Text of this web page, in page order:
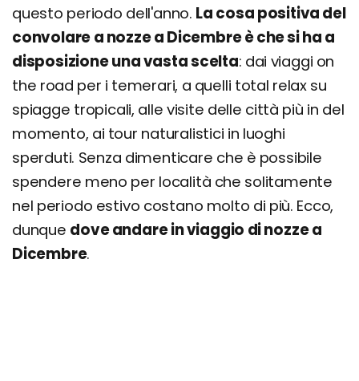
questo periodo dell'anno. La cosa positiva del
convolare a nozze a Dicembre è che si ha a
disposizione una vasta scelta: dai viaggi on
the road per i temerari, a quelli total relax su
spiagge tropicali, alle visite delle città più in del
momento, ai tour naturalistici in luoghi
sperduti. Senza dimenticare che è possibile
spendere meno per località che solitamente
nel periodo estivo costano molto di più. Ecco,
dunque dove andare in viaggio di nozze a
Dicembre.